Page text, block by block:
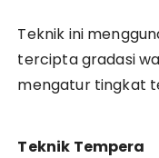
Teknik ini
tercipta gradasi
mengatur tingkat
Teknik Tempera